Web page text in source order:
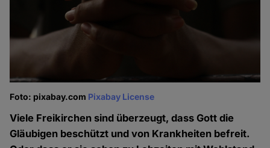
Foto: pixabay.com Pixabay License
Viele Freikirchen sind überzeugt, dass Gott die
Gläubigen beschützt und von Krankheiten befreit.